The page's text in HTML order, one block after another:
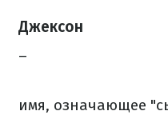
Джексон
–
имя, означающее